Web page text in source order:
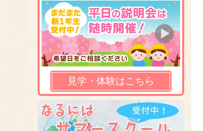
見学・体験はこちら